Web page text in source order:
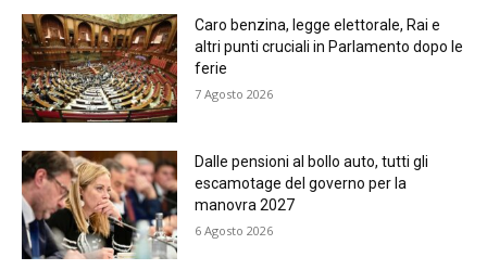
Caro benzina, legge elettorale, Rai e
altri punti cruciali in Parlamento dopo le
ferie
7 Agosto 2026
Dalle pensioni al bollo auto, tutti gli
escamotage del governo per la
manovra 2027
6 Agosto 2026